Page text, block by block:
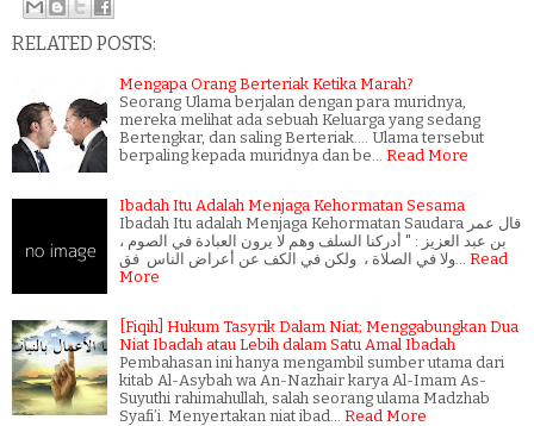
RELATED POSTS:
Mengapa Orang Berteriak Ketika Marah?
Seorang Ulama berjalan dengan para muridnya,
mereka melihat ada sebuah Keluarga yang sedang
Bertengkar, dan saling Berteriak.... Ulama tersebut
berpaling kepada muridnya dan be…
Read More
Ibadah Itu Adalah Menjaga Kehormatan Sesama
Ibadah Itu adalah Menjaga Kehormatan Saudara قال عمر
بن عبد العزيز : " أدركنا السلف وهم لا يرون العبادة في الصوم ،
Read
More
[Fiqih] Hukum Tasyrik Dalam Niat; Menggabungkan Dua
Niat Ibadah atau Lebih dalam Satu Amal Ibadah
Pembahasan ini hanya mengambil sumber utama dari
kitab Al-Asybah wa An-Nazhair karya Al-Imam As-
Suyuthi rahimahullah, salah seorang ulama Madzhab
Syafi’i. Menyertakan niat ibad…
Read More